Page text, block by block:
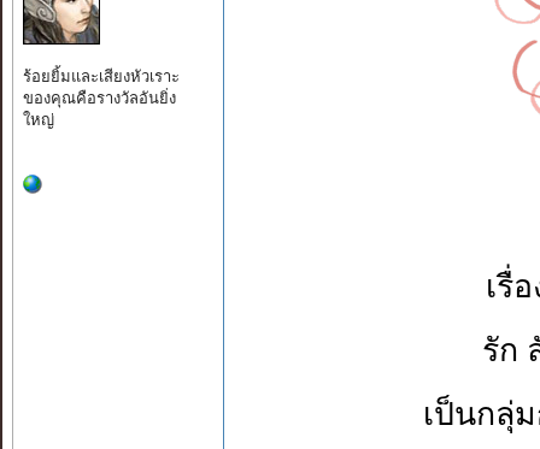
ร้อยยิ้มและเสียงหัวเราะ
ของคุณคือรางวัลอันยิ่ง
ใหญ่
เรื่
รัก
เป็นกลุ่